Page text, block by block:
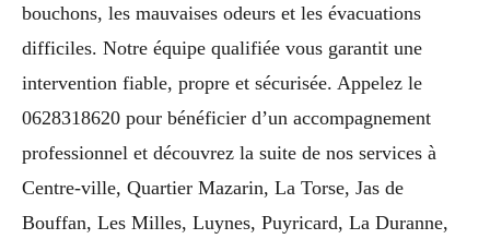
bouchons, les mauvaises odeurs et les évacuations
difficiles. Notre équipe qualifiée vous garantit une
intervention fiable, propre et sécurisée. Appelez le
0628318620 pour bénéficier d’un accompagnement
professionnel et découvrez la suite de nos services à
Centre-ville, Quartier Mazarin, La Torse, Jas de
Bouffan, Les Milles, Luynes, Puyricard, La Duranne,